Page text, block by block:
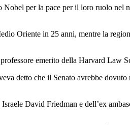
per la pace per il loro ruolo nel
Oriente in 25 anni, mentre la
emerito della Harvard Law
detto che il Senato avrebbe dovuto
David Friedman e dell’ex